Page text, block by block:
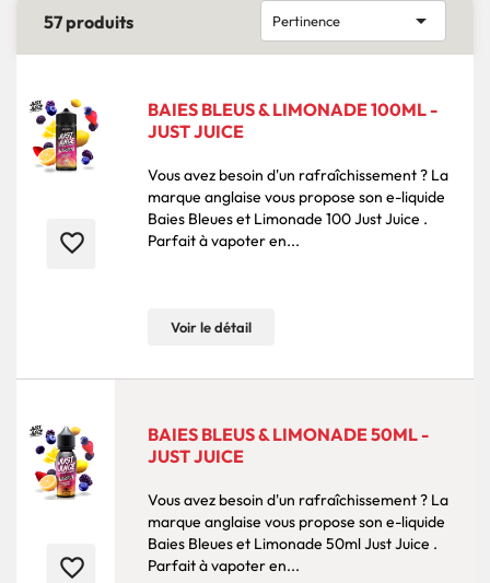
57 produits Pertinence 
favorite_border
BAIES BLEUS & LIMONADE 100ML -
JUST JUICE
Vous avez besoin d'un rafraîchissement ? La
marque anglaise vous propose son e-liquide
Baies Bleues et Limonade 100 Just Juice .
Parfait à vapoter en...
Voir le détail
favorite_border
BAIES BLEUS & LIMONADE 50ML -
JUST JUICE
Vous avez besoin d'un rafraîchissement ? La
marque anglaise vous propose son e-liquide
Baies Bleues et Limonade 50ml Just Juice .
Parfait à vapoter en...